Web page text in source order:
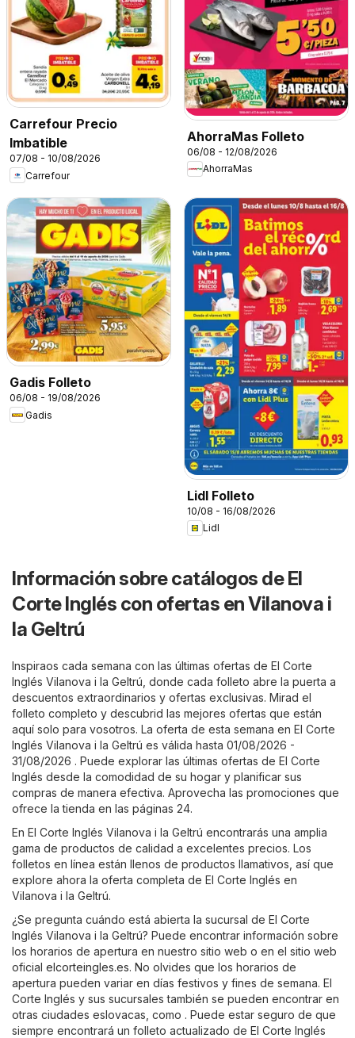
Carrefour Precio
Imbatible
07/08 - 10/08/2026
Carrefour
AhorraMas Folleto
06/08 - 12/08/2026
AhorraMas
Gadis Folleto
06/08 - 19/08/2026
Gadis
Lidl Folleto
10/08 - 16/08/2026
Lidl
Información sobre catálogos de El
Corte Inglés con ofertas en Vilanova i
la Geltrú
Inspiraos cada semana con las últimas ofertas de El Corte
Inglés Vilanova i la Geltrú, donde cada folleto abre la puerta a
descuentos extraordinarios y ofertas exclusivas. Mirad el
folleto completo y descubrid las mejores ofertas que están
aquí solo para vosotros. La oferta de esta semana en El Corte
Inglés Vilanova i la Geltrú es válida hasta 01/08/2026 -
31/08/2026 . Puede explorar las últimas ofertas de El Corte
Inglés desde la comodidad de su hogar y planificar sus
compras de manera efectiva. Aprovecha las promociones que
ofrece la tienda en las páginas 24.
En El Corte Inglés Vilanova i la Geltrú encontrarás una amplia
gama de productos de calidad a excelentes precios. Los
folletos en línea están llenos de productos llamativos, así que
explore ahora la oferta completa de El Corte Inglés en
Vilanova i la Geltrú.
¿Se pregunta cuándo está abierta la sucursal de El Corte
Inglés Vilanova i la Geltrú? Puede encontrar información sobre
los horarios de apertura en nuestro sitio web o en el sitio web
oficial elcorteingles.es. No olvides que los horarios de
apertura pueden variar en días festivos y fines de semana. El
Corte Inglés y sus sucursales también se pueden encontrar en
otras ciudades eslovacas, como . Puede estar seguro de que
siempre encontrará un folleto actualizado de El Corte Inglés